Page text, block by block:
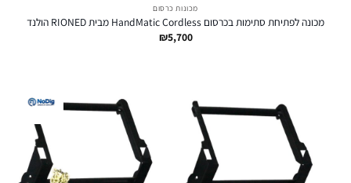
מכונות כרסום
מכונה לפתיחת סתימות בכרסום HandMatic Cordless מבית RIONED הולנד
₪5,700